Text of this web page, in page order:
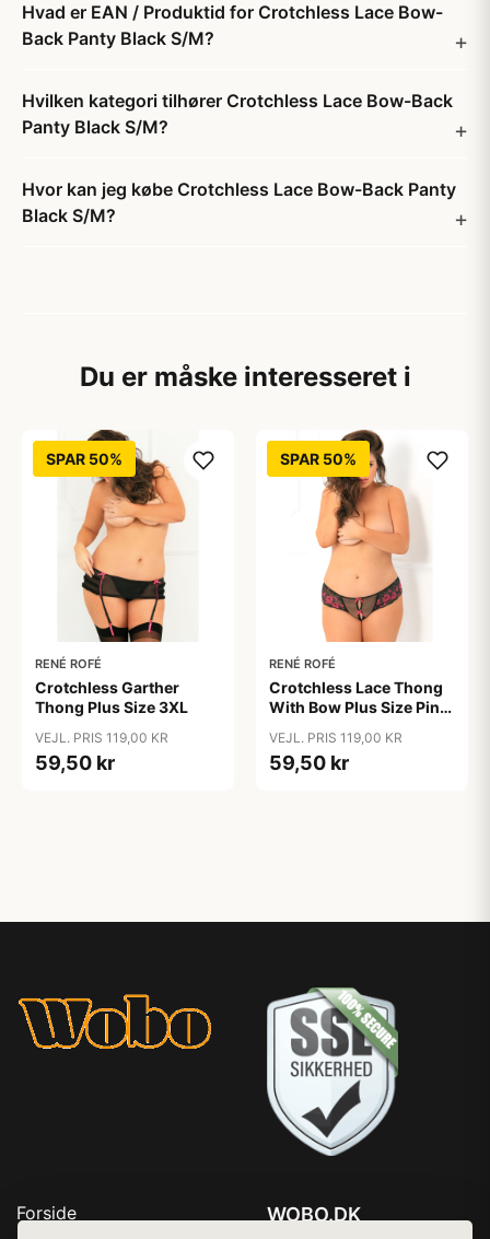
Hvad er EAN / Produktid for Crotchless Lace Bow-
Back Panty Black S/M?
Hvilken kategori tilhører Crotchless Lace Bow-Back
Panty Black S/M?
Hvor kan jeg købe Crotchless Lace Bow-Back Panty
Black S/M?
Du er måske interesseret i
SPAR 50%
RENÉ ROFÉ
Crotchless Garther
Thong Plus Size 3XL
VEJL. PRIS 119,00 KR
59,50 kr
SPAR 50%
RENÉ ROFÉ
Crotchless Lace Thong
With Bow Plus Size Pink
VEJL. PRIS 119,00 KR
59,50 kr
Forside
WOBO.DK